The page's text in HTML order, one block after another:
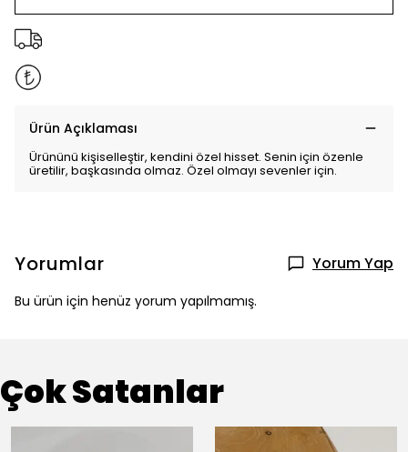
Ürün Açıklaması
Ürününü kişiselleştir, kendini özel hisset. Senin için özenle
üretilir, başkasında olmaz. Özel olmayı sevenler için.
Yorumlar Yorum Yap
Bu ürün için henüz yorum yapılmamış.
Çok Satanlar